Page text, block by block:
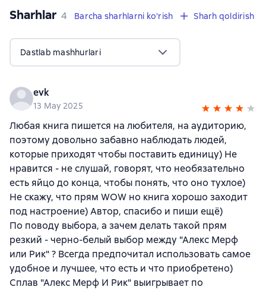
Sharhlar 4 sharhlar
4 Barcha sharhlarni ko'rish Sharh qoldirish
Dastlab mashhurlari
evk
13 May 2025
Любая книга пишется на любителя, на аудиторию,
поэтому довольно забавно наблюдать людей,
которые приходят чтобы поставить единицу) Не
нравится - не слушай, говорят, что необязательно
есть яйцо до конца, чтобы понять, что оно тухлое)
Не скажу, что прям WOW но книга хорошо заходит
под настроение) Автор, спасибо и пиши ещё)
По поводу выбора, а зачем делать такой прям
резкий - черно-белый выбор между "Алекс Мерф
или Рик" ? Всегда предпочитал использовать самое
удобное и лучшее, что есть и что приобретено)
Сплав "Алекс Мерф И Рик" выигрывает по